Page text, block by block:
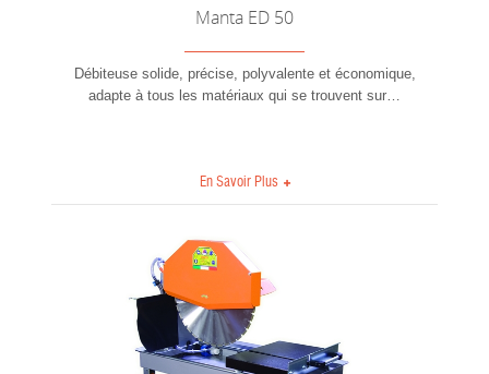
Manta ED 50
Débiteuse solide, précise, polyvalente et économique,
adapte à tous les matériaux qui se trouvent sur
En Savoir Plus